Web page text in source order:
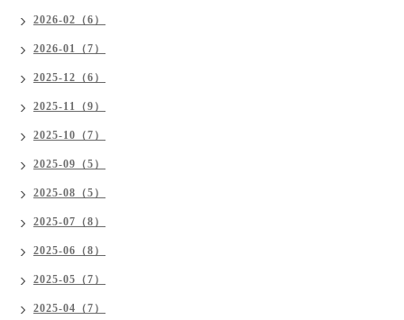
2026-02（6）
2026-01（7）
2025-12（6）
2025-11（9）
2025-10（7）
2025-09（5）
2025-08（5）
2025-07（8）
2025-06（8）
2025-05（7）
2025-04（7）